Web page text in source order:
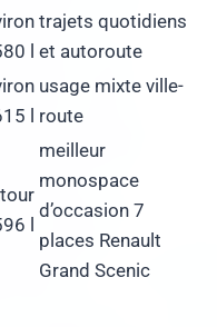
l
trajets quotidiens
et autoroute
l
usage mixte ville-
route
l
meilleur
monospace
d’occasion 7
places Renault
Grand Scenic